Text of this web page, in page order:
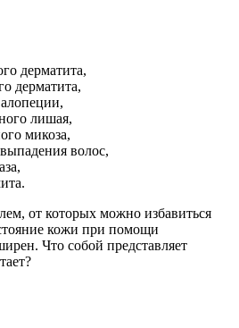
дерматита,
дерматита,
лишая,
микоза,
волос,
от которых можно избавиться
кожи при помощи
Что собой представляет